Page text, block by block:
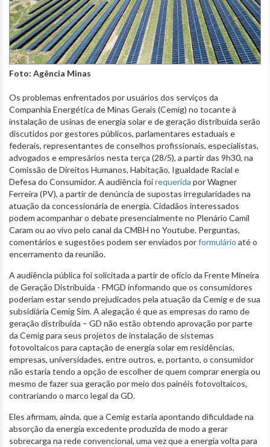
Foto: Agência Minas
Os problemas enfrentados por usuários dos serviços da
Companhia Energética de Minas Gerais (Cemig) no tocante à
instalação de usinas de energia solar e de geração distribuída serão
discutidos por gestores públicos, parlamentares estaduais e
federais, representantes de conselhos profissionais, especialistas,
advogados e empresários nesta terça (28/5), a partir das 9h30, na
Comissão de Direitos Humanos, Habitação, Igualdade Racial e
Defesa do Consumidor. A audiência foirequerida por Wagner
Ferreira (PV), a partir de denúncia de supostas irregularidades na
atuação da concessionária de energia. Cidadãos interessados
podem acompanhar o debate presencialmente no Plenário Camil
Caram ou ao vivo pelo canal da CMBH no Youtube. Perguntas,
comentários e sugestões podem ser enviados porformulário até o
encerramento da reunião.
A audiência pública foi solicitada a partir de ofício da Frente Mineira
de Geração Distribuída - FMGD informando que os consumidores
poderiam estar sendo prejudicados pela atuação da Cemig e de sua
subsidiária Cemig Sim. A alegação é que as empresas do ramo de
geração distribuída – GD não estão obtendo aprovação por parte
da Cemig para seus projetos de instalação de sistemas
fotovoltaicos para captação de energia solar em residências,
empresas, universidades, entre outros, e, portanto, o consumidor
não estaria tendo a opção de escolher de quem comprar energia ou
mesmo de fazer sua geração por meio dos painéis fotovoltaicos,
contrariando o marco legal da GD.
Eles afirmam, ainda, que a Cemig estaria apontando dificuldade na
absorção da energia excedente produzida de modo a gerar
sobrecarga na rede convencional, uma vez que a energia volta para